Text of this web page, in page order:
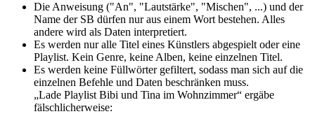
Die Anweisung ("An", "Lautstärke", "Mischen", ...) und der
Name der SB dürfen nur aus einem Wort bestehen. Alles
andere wird als Daten interpretiert.
Es werden nur alle Titel eines Künstlers abgespielt oder eine
Playlist. Kein Genre, keine Alben, keine einzelnen Titel.
Es werden keine Füllwörter gefiltert, sodass man sich auf die
einzelnen Befehle und Daten beschränken muss.
„Lade Playlist Bibi und Tina im Wohnzimmer“ ergäbe
fälschlicherweise: